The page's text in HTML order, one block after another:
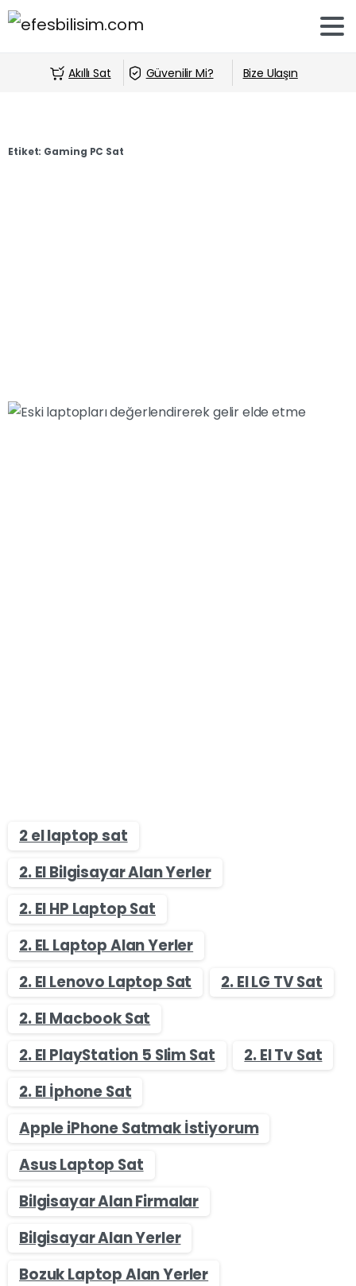
Akıllı Sat Güvenilir Mi? Bize Ulaşın
Etiket: Gaming PC Sat
2 el laptop sat
2. El Bilgisayar Alan Yerler
2. El HP Laptop Sat
2. EL Laptop Alan Yerler
2. El Lenovo Laptop Sat
2. El LG TV Sat
2. El Macbook Sat
2. El PlayStation 5 Slim Sat
2. El Tv Sat
2. El İphone Sat
Apple iPhone Satmak İstiyorum
Asus Laptop Sat
Bilgisayar Alan Firmalar
Bilgisayar Alan Yerler
Bozuk Laptop Alan Yerler